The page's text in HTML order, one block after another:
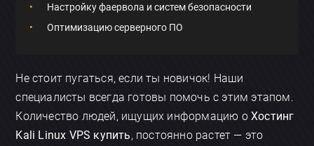
Настройку фаервола и систем безопасности
Оптимизацию серверного ПО
Не стоит пугаться, если ты новичок! Наши
специалисты всегда готовы помочь с этим этапом.
Количество людей, ищущих информацию оХостинг
Kali Linux VPS купить, постоянно растет — это